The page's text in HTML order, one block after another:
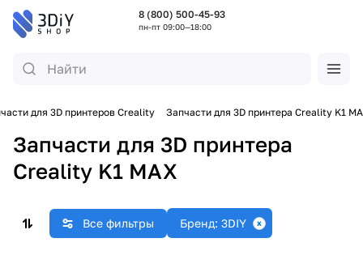
8 (800) 500-45-93
пн-пт 09:00—18:00
для 3D принтеров Creality Запчасти для 3D принтера Creality K1
Запчасти для 3D принтера
Creality K1 MAX
Все фильтры Бренд: 3DIY